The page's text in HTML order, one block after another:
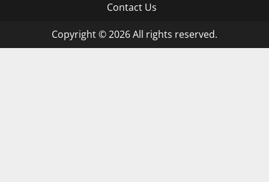
Contact Us
Copyright © 2026 All rights reserved.